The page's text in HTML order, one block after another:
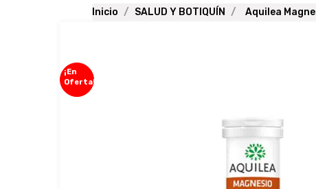
Inicio SALUD Y BOTIQUÍN Aquilea
¡En
Oferta!